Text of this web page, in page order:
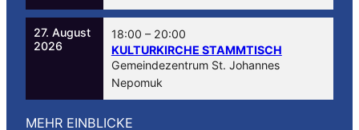
27. August
2026
18:00 –20:00
KULTURKIRCHE STAMMTISCH
Gemeindezentrum St. Johannes
Nepomuk
MEHR EINBLICKE